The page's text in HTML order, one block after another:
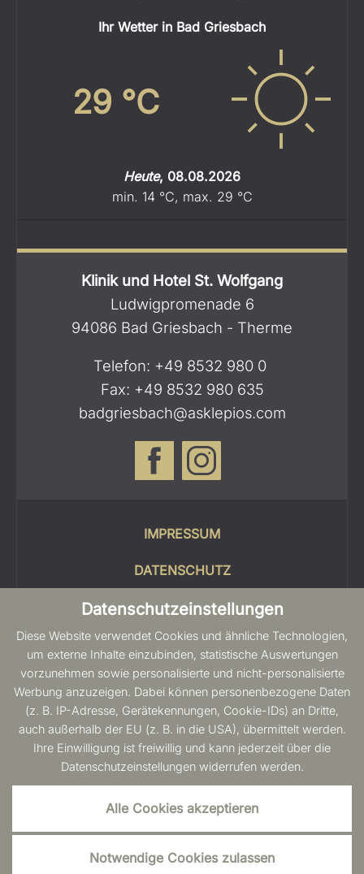
Datenschutzeinstellungen
Diese Website verwendet Cookies und ähnliche Technologien,
um externe Inhalte einzubinden, statistische Auswertungen
vorzunehmen sowie personalisierte und nicht-personalisierte
Werbung anzuzeigen. Dabei können personenbezogene Daten
(z. B. IP-Adresse, Gerätekennungen, Cookie-IDs) an Dritte,
auch außerhalb der EU (z. B. in die USA), übermittelt werden.
Ihre Einwilligung ist freiwillig und kann jederzeit über die
Datenschutzeinstellungen widerrufen werden.
Alle Cookies akzeptieren
Notwendige Cookies zulassen
Ihr Wetter in Bad Griesbach
29 °C
Heute, 08.08.2026
min. 14 °C, max. 29 °C
Klinik und Hotel St. Wolfgang
Ludwigpromenade 6
94086 Bad Griesbach - Therme
Telefon: +49 8532 980 0
Fax: +49 8532 980 635
badgriesbach@asklepios.com
IMPRESSUM
DATENSCHUTZ
COOKIES
SITEMAP
BARRIEREFREIHEIT